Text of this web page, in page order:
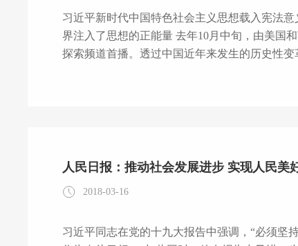
习近平新时代中国特色社会主义思想载入宪法
界注入了思想的正能量 去年10月中旬，由美国和英国公司联合制作的纪录片《中国：习近平时代》在
探索频道首播。透过中国近年来发生的历史性
人民日报：推动社会发展进步 实现人民美
2018-03-16
习近平同志在党的十九大报告中强调，“必须坚